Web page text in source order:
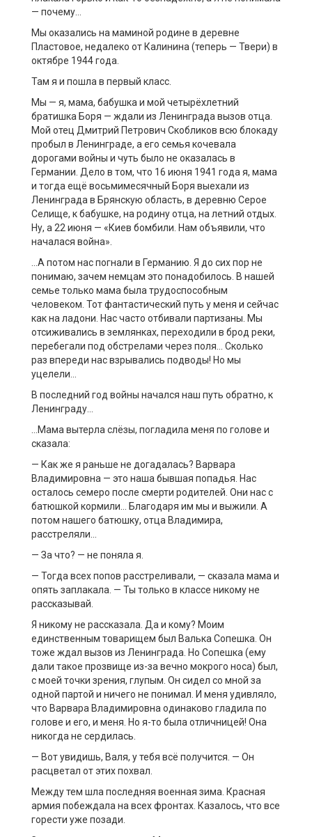
— почему…
Мы оказались на маминой родине в деревне
Пластовое, недалеко от Калинина (теперь — Твери) в
октябре 1944 года.
Там я и пошла в первый класс.
Мы — я, мама, бабушка и мой четырёхлетний
братишка Боря — ждали из Ленинграда вызов отца.
Мой отец Дмитрий Петрович Скобликов всю блокаду
пробыл в Ленинграде, а его семья кочевала
дорогами войны и чуть было не оказалась в
Германии. Дело в том, что 16 июня 1941 года я, мама
и тогда ещё восьмимесячный Боря выехали из
Ленинграда в Брянскую область, в деревню Серое
Селище, к бабушке, на родину отца, на летний отдых.
Ну, а 22 июня — «Киев бомбили. Нам объявили, что
началася война».
…А потом нас погнали в Германию. Я до сих пор не
понимаю, зачем немцам это понадобилось. В нашей
семье только мама была трудоспособным
человеком. Тот фантастический путь у меня и сейчас
как на ладони. Нас часто отбивали партизаны. Мы
отсиживались в землянках, переходили в брод реки,
перебегали под обстрелами через поля… Сколько
раз впереди нас взрывались подводы! Но мы
уцелели…
В последний год войны начался наш путь обратно, к
Ленинграду…
…Мама вытерла слёзы, погладила меня по голове и
сказала:
— Как же я раньше не догадалась? Варвара
Владимировна — это наша бывшая попадья. Нас
осталось семеро после смерти родителей. Они нас с
батюшкой кормили… Благодаря им мы и выжили. А
потом нашего батюшку, отца Владимира,
расстреляли…
— За что? — не поняла я.
— Тогда всех попов расстреливали, — сказала мама и
опять заплакала. — Ты только в классе никому не
рассказывай.
Я никому не рассказала. Да и кому? Моим
единственным товарищем был Валька Сопешка. Он
тоже ждал вызов из Ленинграда. Но Сопешка (ему
дали такое прозвище из-за вечно мокрого носа) был,
с моей точки зрения, глупым. Он сидел со мной за
одной партой и ничего не понимал. И меня удивляло,
что Варвара Владимировна одинаково гладила по
голове и его, и меня. Но я-то была отличницей! Она
никогда не сердилась.
— Вот увидишь, Валя, у тебя всё получится. — Он
расцветал от этих похвал.
Между тем шла последняя военная зима. Красная
армия побеждала на всех фронтах. Казалось, что все
горести уже позади.